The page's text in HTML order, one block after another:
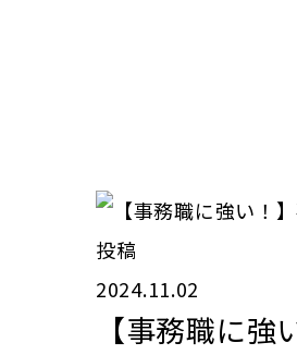
投稿
2024.11.02
【事務職に